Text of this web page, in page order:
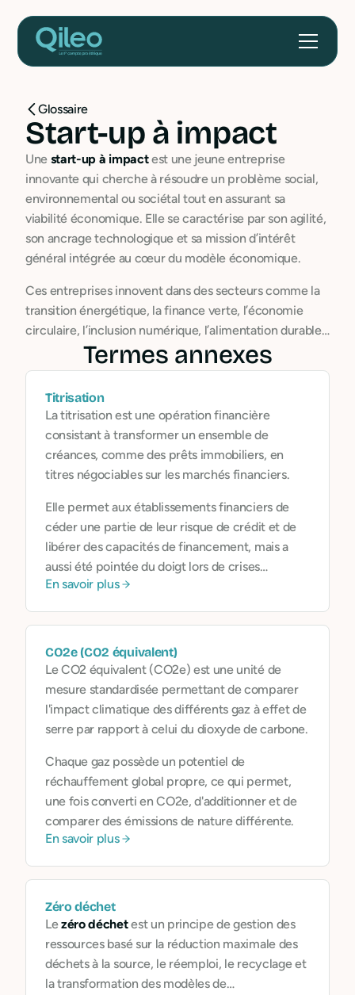
Glossaire
Start-up à impact
Une start-up à impactest une jeune entreprise
innovante qui cherche à résoudre un problème social,
environnemental ou sociétal tout en assurant sa
viabilité économique. Elle se caractérise par son agilité,
son ancrage technologique et sa mission d’intérêt
général intégrée au cœur du modèle économique.
Ces entreprises innovent dans des secteurs comme la
transition énergétique, la finance verte, l’économie
circulaire, l’inclusion numérique, l’alimentation durable…
Termes annexes
Titrisation
La titrisation est une opération financière
consistant à transformer un ensemble de
créances, comme des prêts immobiliers, en
titres négociables sur les marchés financiers.
Elle permet aux établissements financiers de
céder une partie de leur risque de crédit et de
libérer des capacités de financement, mais a
aussi été pointée du doigt lors de crises
financières passées.
En savoir plus
CO2e (CO2 équivalent)
Le CO2 équivalent (CO2e) est une unité de
mesure standardisée permettant de comparer
l'impact climatique des différents gaz à effet de
serre par rapport à celui du dioxyde de carbone.
Chaque gaz possède un potentiel de
réchauffement global propre, ce qui permet,
une fois converti en CO2e, d'additionner et de
comparer des émissions de nature différente.
En savoir plus
Zéro déchet
Lezéro déchetest un principe de gestion des
ressources basé sur la réduction maximale des
déchets à la source, le réemploi, le recyclage et
la transformation des modèles de